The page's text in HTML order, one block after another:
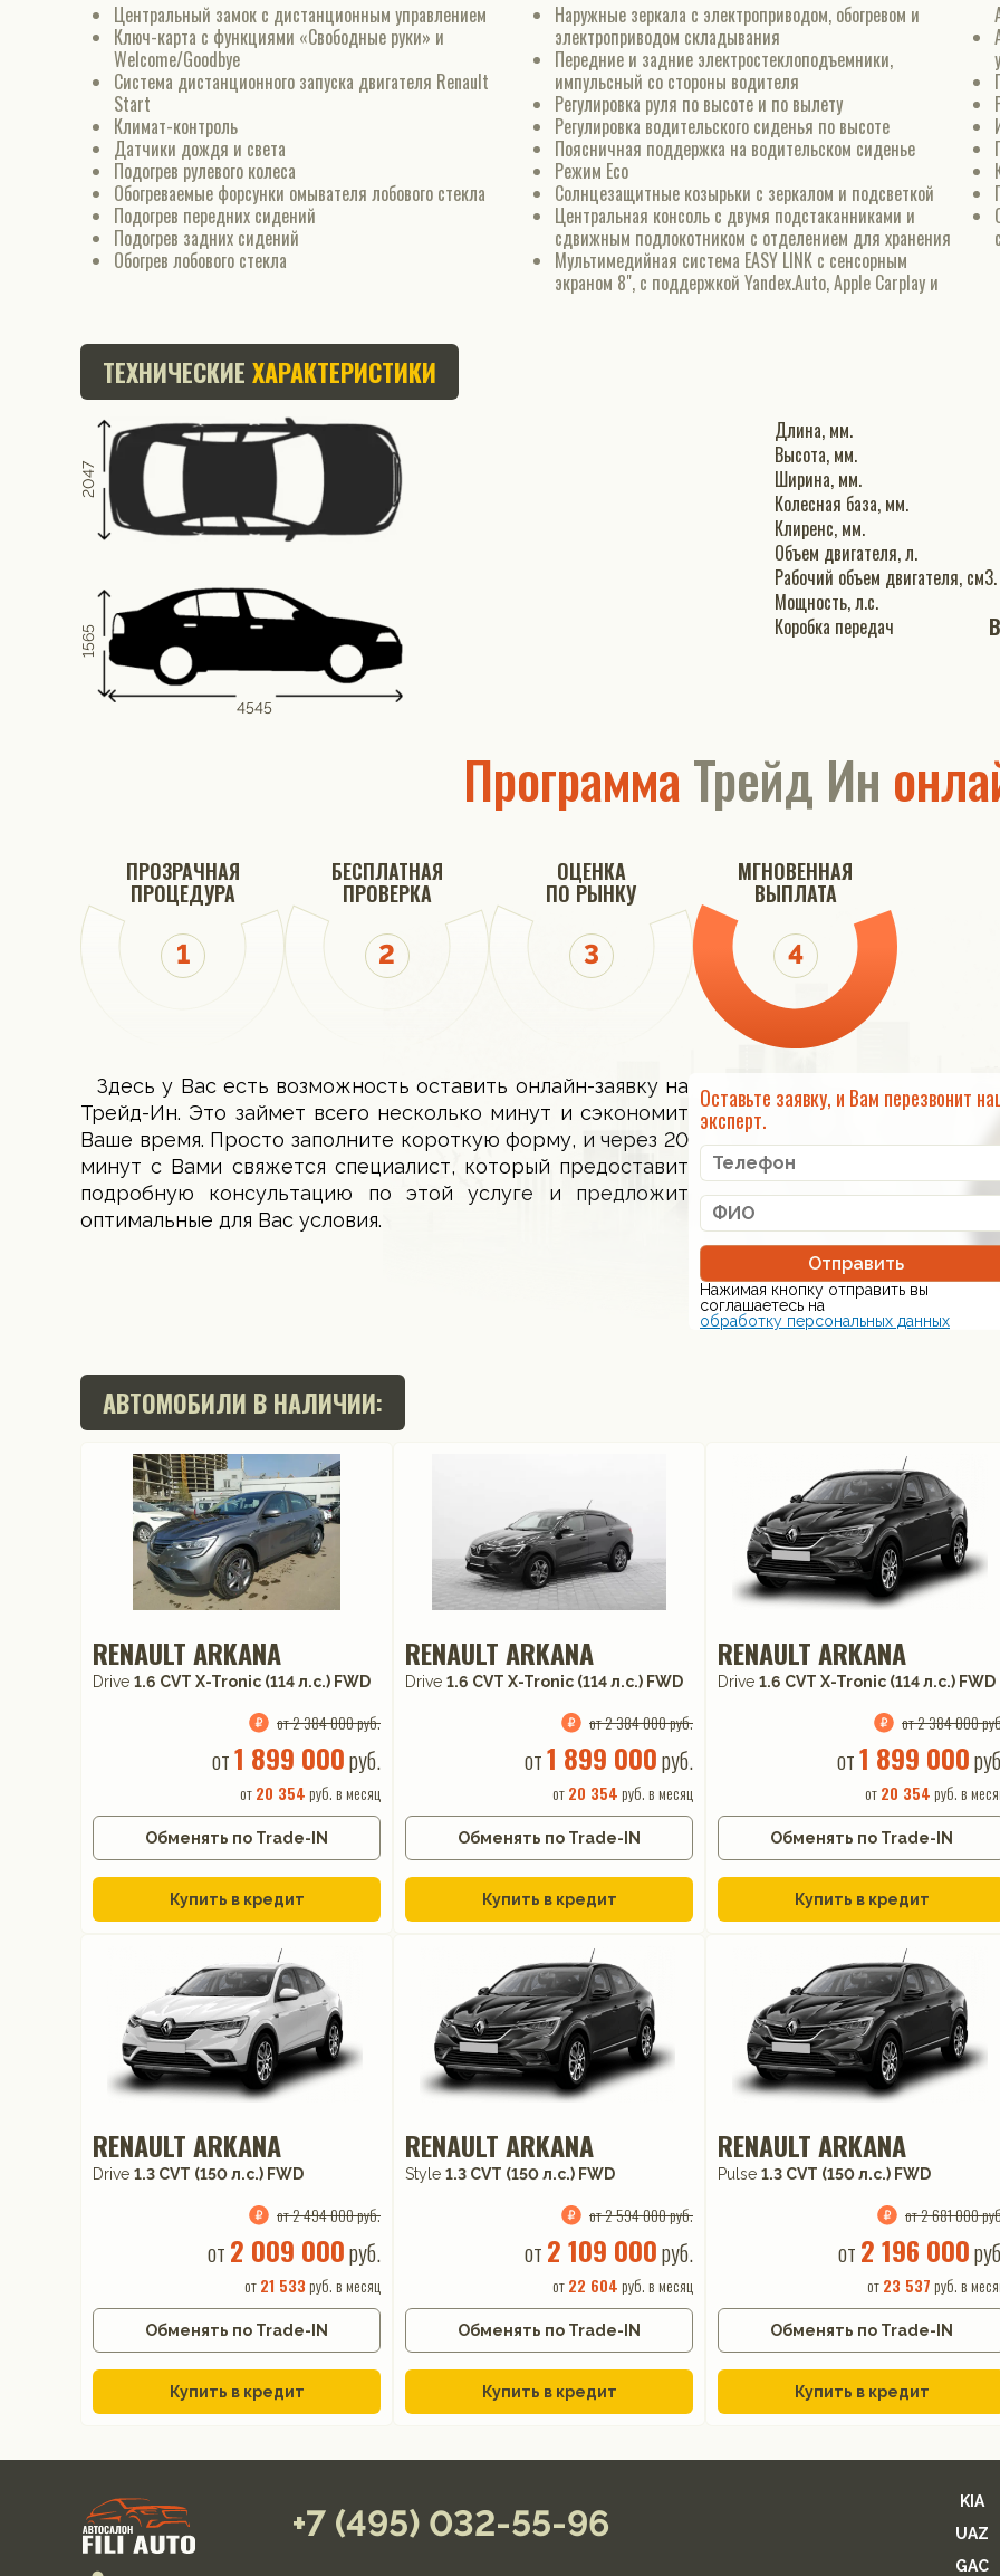
Центральный замок с дистанционным управлением
Ключ-карта с функциями «Свободные руки» и
Welcome/Goodbye
Система дистанционного запуска двигателя Renault
Start
Климат-контроль
Датчики дождя и света
Подогрев рулевого колеса
Обогреваемые форсунки омывателя лобового стекла
Подогрев передних сидений
Подогрев задних сидений
Обогрев лобового стекла
Наружные зеркала с электроприводом, обогревом и
электроприводом складывания
Передние и задние электростеклоподъемники,
импульсный со стороны водителя
Регулировка руля по высоте и по вылету
Регулировка водительского сиденья по высоте
Поясничная поддержка на водительском сиденье
Режим Eco
Солнцезащитные козырьки с зеркалом и подсветкой
Центральная консоль с двумя подстаканниками и
сдвижным подлокотником с отделением для хранения
Мультимедийная система EASY LINK c сенсорным
экраном 8", с поддержкой Yandex.Auto, Apple Carplay и
ТЕХНИЧЕСКИЕ ХАРАКТЕРИСТИКИ
4545
1565
2047
Длина, мм.
Высота, мм.
Ширина, мм.
Колесная база, мм.
Клиренс, мм.
Объем двигателя, л.
Рабочий объем двигателя, см3.
Мощность, л.с.
Коробка передач
ПрограммаТрейд Ин
ПРОЗРАЧНАЯ
ПРОЦЕДУРА
БЕСПЛАТНАЯ
ПРОВЕРКА
ОЦЕНКА
ПО РЫНКУ
МГНОВЕННАЯ
ВЫПЛАТА
Здесь у Вас есть возможность оставить онлайн-заявку на
Трейд-Ин. Это займет всего несколько минут и сэкономит
Ваше время. Просто заполните короткую форму, и через 20
минут с Вами свяжется специалист, который предоставит
подробную консультацию по этой услуге и предложит
оптимальные для Вас условия.
Оставьте заявку, и Вам перезвонит
эксперт.
Отправить
Нажимая кнопку отправить вы
соглашаетесь на
обработку персональных данных
АВТОМОБИЛИ В НАЛИЧИИ:
RENAULT ARKANA
Drive 1.6 CVT X-Tronic (114 л.с.) FWD
от 2 384 000 руб.
от1 899 000руб.
от20 354 руб. в месяц
Обменять по Trade-IN
Купить в кредит
RENAULT ARKANA
Drive 1.6 CVT X-Tronic (114 л.с.) FWD
от 2 384 000 руб.
от1 899 000руб.
от20 354 руб. в месяц
Обменять по Trade-IN
Купить в кредит
RENAULT ARKANA
Drive 1.6 CVT X-Tronic (114 л.с.) FWD
от 2 384 000
от1 899 000
от20 354 руб. в
Обменять по Trade-IN
Купить в кредит
RENAULT ARKANA
Drive 1.3 CVT (150 л.с.) FWD
от 2 494 000 руб.
от 2 009 000руб.
от21 533 руб. в месяц
Обменять по Trade-IN
Купить в кредит
RENAULT ARKANA
Style 1.3 CVT (150 л.с.) FWD
от 2 594 000 руб.
от 2 109 000руб.
от22 604 руб. в месяц
Обменять по Trade-IN
Купить в кредит
RENAULT ARKANA
Pulse 1.3 CVT (150 л.с.) FWD
от 2 681 000
от 2 196 000
от23 537 руб. в
Обменять по Trade-IN
Купить в кредит
+7 (495) 032-55-96
KIA
UAZ
GAC